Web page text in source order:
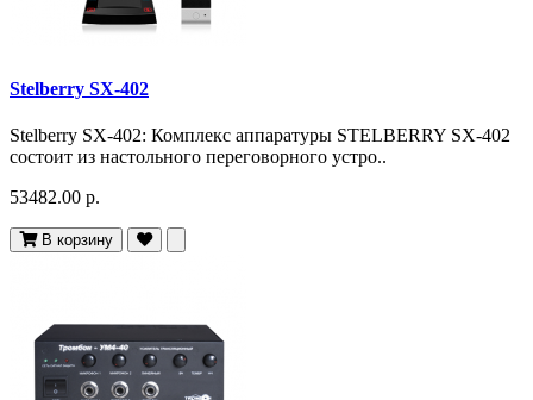
Stelberry SX-402
Stelberry SX-402: Комплекс аппаратуры STELBERRY SX-402
состоит из настольного переговорного устро..
53482.00 р.
В корзину